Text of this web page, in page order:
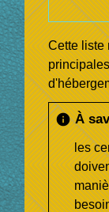
Cette liste
infoÀ
les